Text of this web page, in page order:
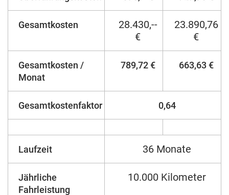
Gesamtkosten
28.430,--
€
23.890,76
€
Gesamtkosten /
Monat
789,72 € 663,63 €
Gesamtkostenfaktor 0,64
Laufzeit 36 Monate
Jährliche
Fahrleistung
10.000 Kilometer